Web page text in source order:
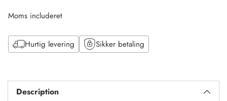
Moms includeret
Hurtig levering Sikker betaling
til
kurvDescription